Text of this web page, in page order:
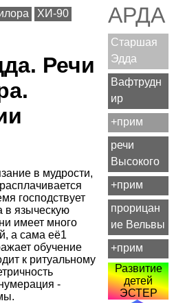
АРДА
Старшая
Эдда
Вафтрудн
ир
+прим
речи
Высокого
+прим
прорицан
ие Вельвы
+прим
Развитие
детей
ЭСТЕР
ХИ-90
Речи
в мудрости,
господствует
в языческую
имеет много
а сама её1
обучение
к ритуальному
-